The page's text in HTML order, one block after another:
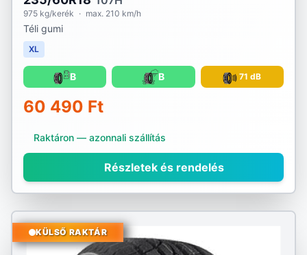
975 kg/kerék · max. 210 km/h
Téli gumi
XL
B B 71 dB
60 490 Ft
Raktáron — azonnali szállítás
Részletek és rendelés
KÜLSŐ RAKTÁR